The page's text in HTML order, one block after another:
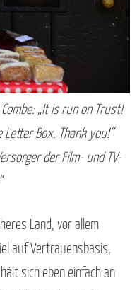
„It is run on Trust!
Box. Thank you!“
der Film- und TV-
Land, vor allem
auf Vertrauensbasis,
sich eben einfach an